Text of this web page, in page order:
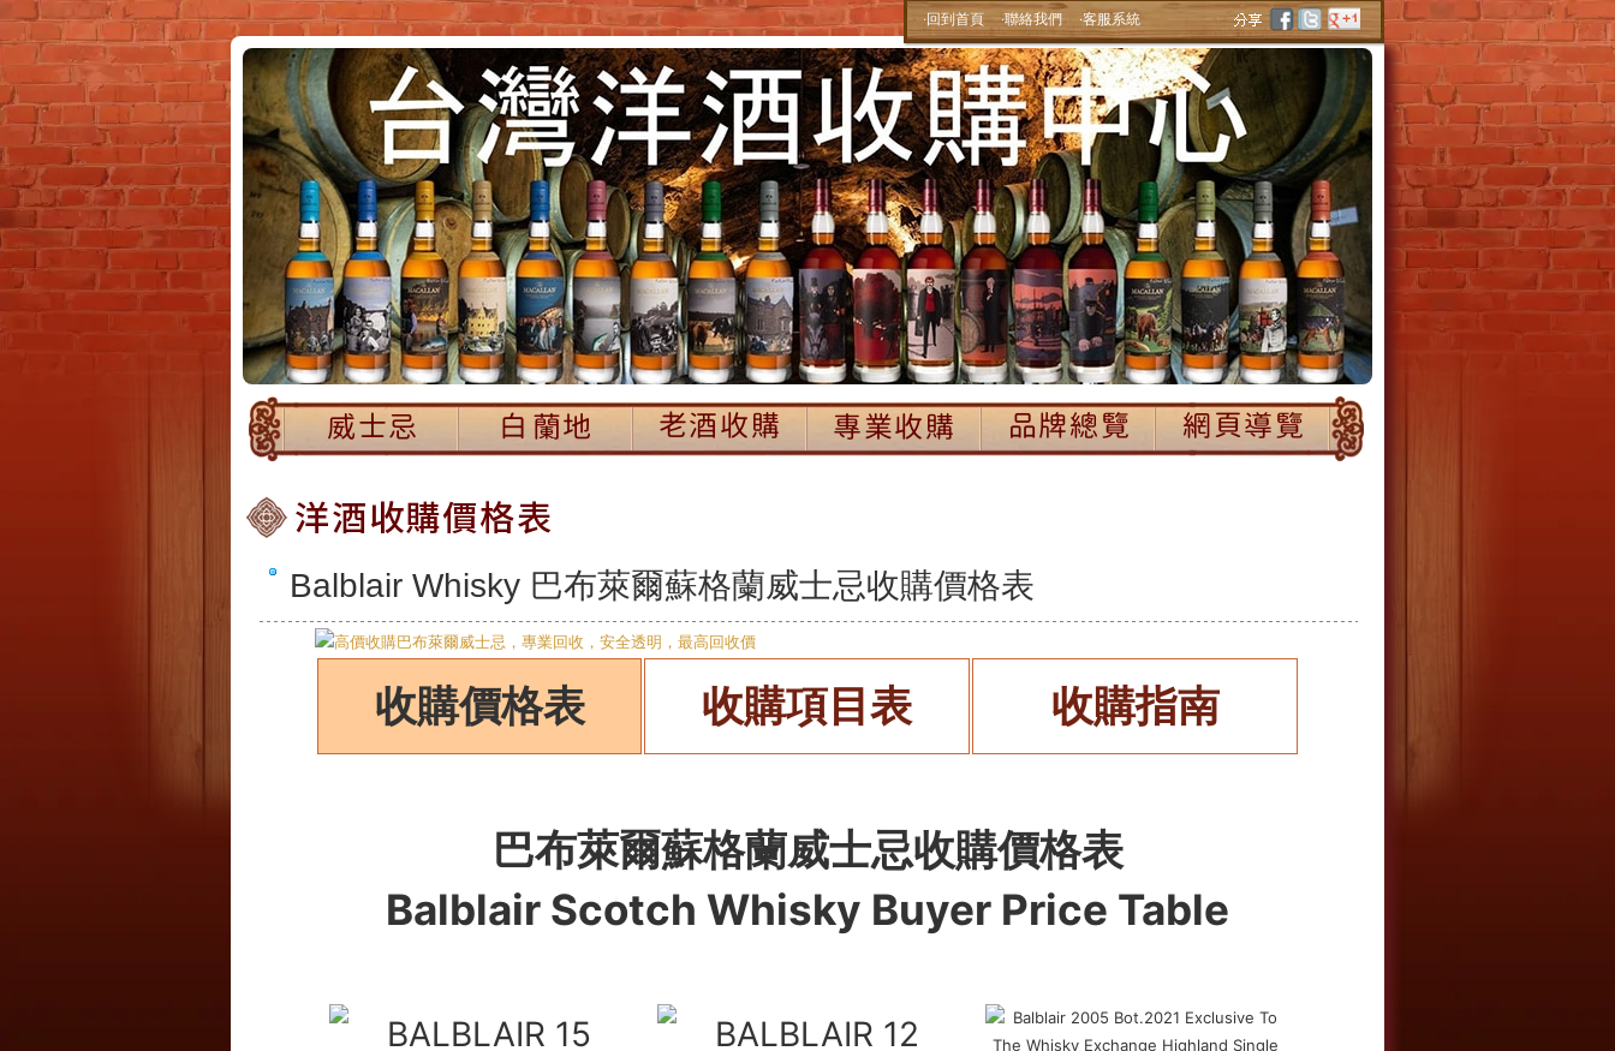
‧回到首頁 ‧聯絡我們 ‧客服系統
Balblair Whisky 巴布萊爾蘇格蘭威士忌收購價格表
收購價格表 收購項目表 收購指南
巴布萊爾蘇格蘭威士忌收購價格表
Balblair Scotch Whisky Buyer Price Table